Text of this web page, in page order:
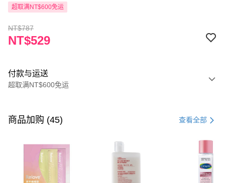
超取满NT$600免运
NT$787
NT$529
付款与运送
超取满NT$600免运
信用卡一次付款
Apple Pay
商品加购 (45) 查看全部